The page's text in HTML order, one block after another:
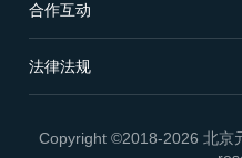
合作互动
法律法规
Copyright ©2018-2026 北京